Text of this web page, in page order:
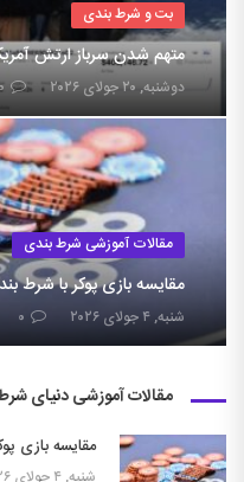
بت و شرط بندی
متهم شدن سرباز ارتش
دوشنبه, ۲۰ جولای ۲۰۲۶
مقالات آموزشی شرط بندی
مقایسه بازی پوکر با شرط
شنبه, ۴ جولای ۲۰۲۶ ۰
مقالات آموزشی دنیای
مقایسه بازی
شنبه, ۴ جولای ۲۰۲۶